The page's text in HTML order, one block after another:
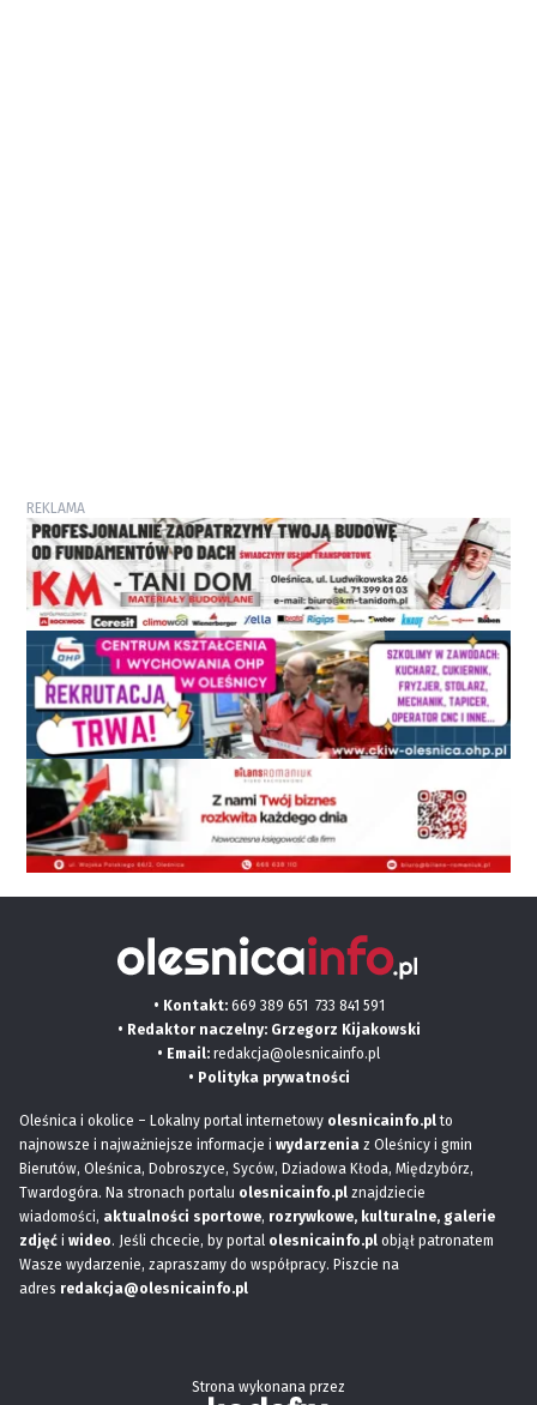
REKLAMA
• Kontakt: 669 389 651 733 841 591
• Redaktor naczelny: Grzegorz Kijakowski
• Email: redakcja@olesnicainfo.pl
• Polityka prywatności
Oleśnica i okolice – Lokalny portal internetowy olesnicainfo.plto
najnowsze i najważniejsze informacje i wydarzenia z Oleśnicy i gmin
Bierutów, Oleśnica, Dobroszyce, Syców, Dziadowa Kłoda, Międzybórz,
Twardogóra. Na stronach portalu olesnicainfo.pl znajdziecie
wiadomości, aktualności sportowe, rozrywkowe, kulturalne, galerie
zdjęć i wideo. Jeśli chcecie, by portal olesnicainfo.pl objął patronatem
Wasze wydarzenie, zapraszamy do współpracy. Piszcie na
adres redakcja@olesnicainfo.pl
Strona wykonana przez